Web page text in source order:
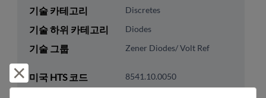
기술 카테고리 Discretes
기술 하위 카테고리 Diodes
기술 그룹 Zener Diodes/ Volt Ref
미국 HTS 코드 8541.10.0050
거부 및 닫기